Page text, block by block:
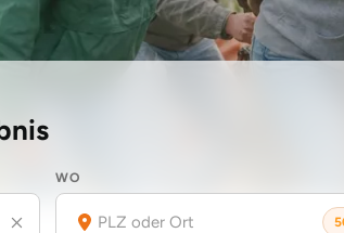
WO